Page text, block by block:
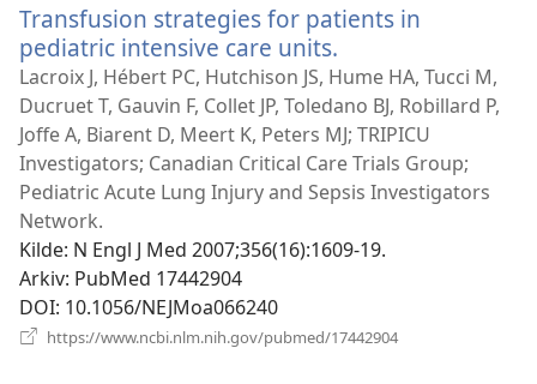
Transfusion strategies for patients in
pediatric intensive care units.
nytt
vindu)
Lacroix J, Hébert PC, Hutchison JS, Hume HA, Tucci M,
Ducruet T, Gauvin F, Collet JP, Toledano BJ, Robillard P,
Joffe A, Biarent D, Meert K, Peters MJ; TRIPICU
Investigators; Canadian Critical Care Trials Group;
Pediatric Acute Lung Injury and Sepsis Investigators
Network.
Kilde‎: N Engl J Med 2007;356(16):1609-19.
Arkiv‎: PubMed 17442904
DOI‎: 10.1056/NEJMoa066240
https://www.ncbi.nlm.nih.gov/pubmed/17442904